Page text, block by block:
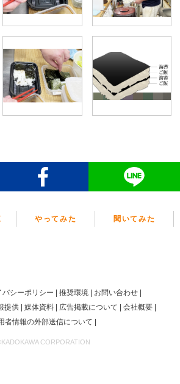
やってみた 聞いてみた
バシーポリシー 推奨環境
お問い合わせ
提供
媒体資料 広告掲載について
会社概要
者情報の外部送信について
CORPORATION